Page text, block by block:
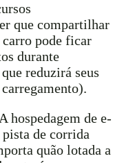
que compartilhar
pode ficar
durante
reduzirá seus
A hospedagem de e-
pista de corrida
quão lotada a